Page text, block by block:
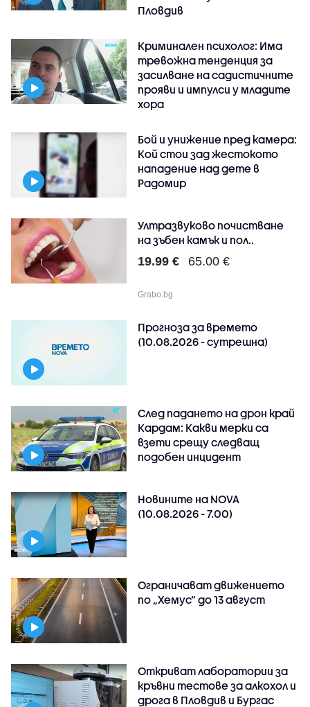
Пловдив
Криминален психолог: Има
тревожна тенденция за
засилване на садистичните
прояви и импулси у младите
хора
Бой и унижение пред камера:
Кой стои зад жестокото
нападение над дете в
Радомир
Ултразвуково почистване
на зъбен камък и пол..
19.99 € 65.00 €
Grabo.bg
Прогноза за времето
(10.08.2026 - сутрешна)
След падането на дрон край
Кардам: Какви мерки са
взети срещу следващ
подобен инцидент
Новините на NOVA
(10.08.2026 - 7.00)
Ограничават движението
по „Хемус“ до 13 август
Откриват лаборатории за
кръвни тестове за алкохол и
дрога в Пловдив и Бургас